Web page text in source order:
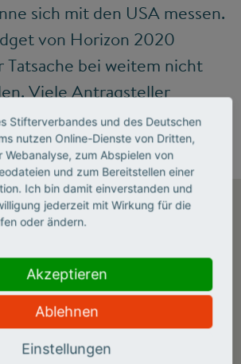
sich mit den USA messen.
von Horizon 2020
Tatsache bei weitem nicht
Viele Antragsteller
Stifterverbandes und des Deutschen
nutzen Online-Dienste von Dritten,
Webanalyse, zum Abspielen von
und zum Bereitstellen einer
Ich bin damit einverstanden und
jederzeit mit Wirkung für die
oder ändern.
Akzeptieren
Ablehnen
Einstellungen